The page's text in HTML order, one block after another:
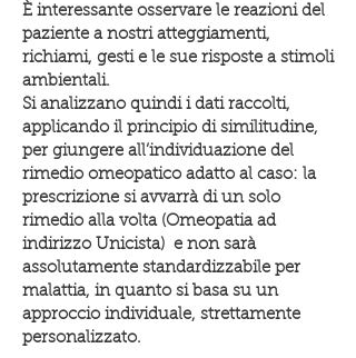
È interessante osservare le reazioni del
paziente a nostri atteggiamenti,
richiami, gesti e le sue risposte a stimoli
ambientali.
Si analizzano quindi i dati raccolti,
applicando il principio di similitudine,
per giungere all’individuazione del
rimedio omeopatico adatto al caso: la
prescrizione si avvarrà di un solo
rimedio alla volta (Omeopatia ad
indirizzo Unicista) e non sarà
assolutamente standardizzabile per
malattia, in quanto si basa su un
approccio individuale, strettamente
personalizzato.